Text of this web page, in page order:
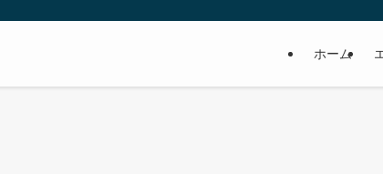
ってください。
ホーム